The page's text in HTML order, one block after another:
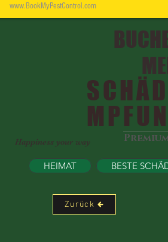
www.BookMyPestControl.com
Happiness your way
HEIMAT BESTE
Zurück